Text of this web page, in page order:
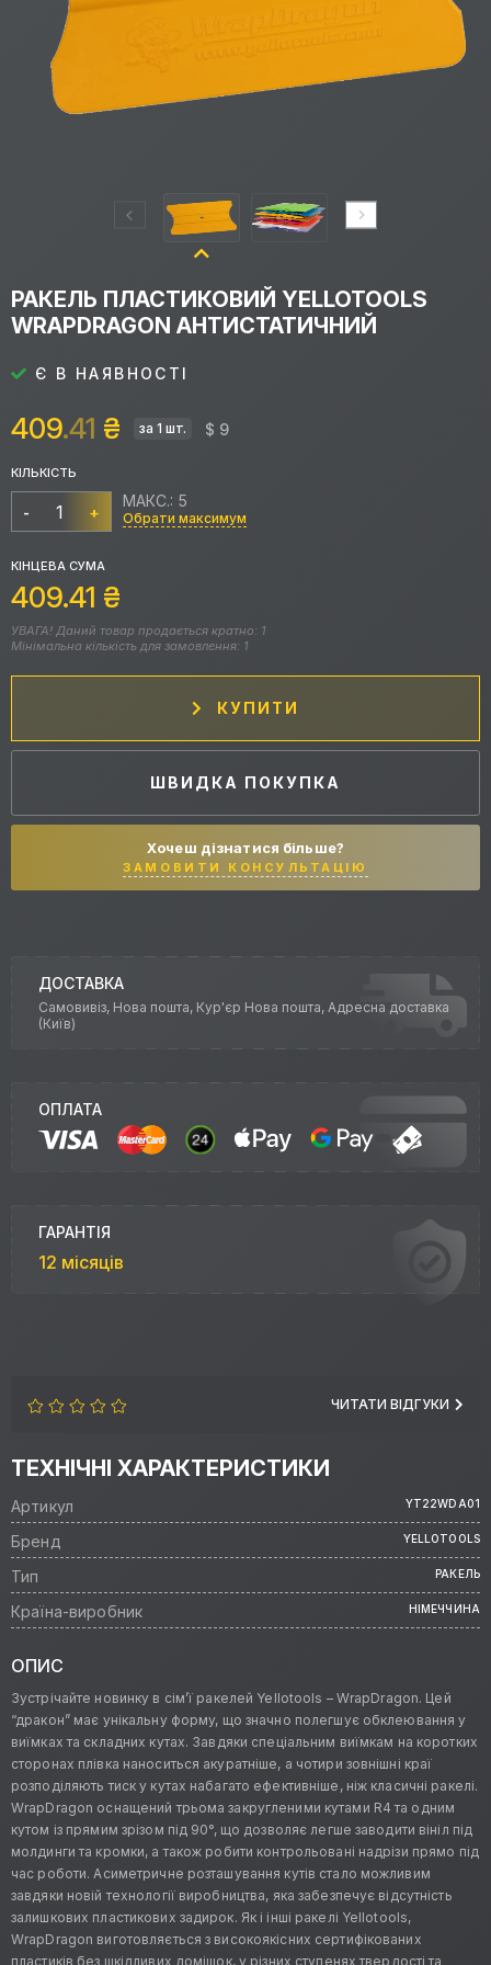
ЧИТАТИ ВІДГУКИ
ТЕХНІЧНІ ХАРАКТЕРИСТИКИ
Артикул YT22WDA01
Бренд YELLOTOOLS
Тип РАКЕЛЬ
Країна-виробник НІМЕЧЧИНА
РАКЕЛЬ ПЛАСТИКОВИЙ YELLOTOOLS
WRAPDRAGON АНТИСТАТИЧНИЙ
Є В НАЯВНОСТІ
409.41 ₴ за 1 шт. $ 9
КІЛЬКІСТЬ
- +
МАКС.: 5
Обрати максимум
КІНЦЕВА СУМА
409.41 ₴
УВАГА! Даний товар продається кратно: 1
Мінімальна кількість для замовлення: 1
КУПИТИ
ШВИДКА ПОКУПКА
Хочеш дізнатися більше?
ЗАМОВИТИ КОНСУЛЬТАЦІЮ
ДОСТАВКА
Самовивіз, Нова пошта, Кур'єр Нова пошта, Адресна доставка
(Київ)
ОПЛАТА
ГАРАНТІЯ
12 місяців
ОПИС
Зустрічайте новинку в сім’ї ракелей Yellotools – WrapDragon. Цей
“дракон” має унікальну форму, що значно полегшує обклеювання у
виїмках та складних кутах. Завдяки спеціальним виїмкам на коротких
сторонах плівка наноситься акуратніше, а чотири зовнішні краї
розподіляють тиск у кутах набагато ефективніше, ніж класичні ракелі.
WrapDragon оснащений трьома закругленими кутами R4 та одним
кутом із прямим зрізом під 90°, що дозволяє легше заводити вініл під
молдинги та кромки, а також робити контрольовані надрізи прямо під
час роботи. Асиметричне розташування кутів стало можливим
завдяки новій технології виробництва, яка забезпечує відсутність
залишкових пластикових задирок. Як і інші ракелі Yellotools,
WrapDragon виготовляється з високоякісних сертифікованих
пластиків без шкідливих домішок, у різних ступенях твердості та